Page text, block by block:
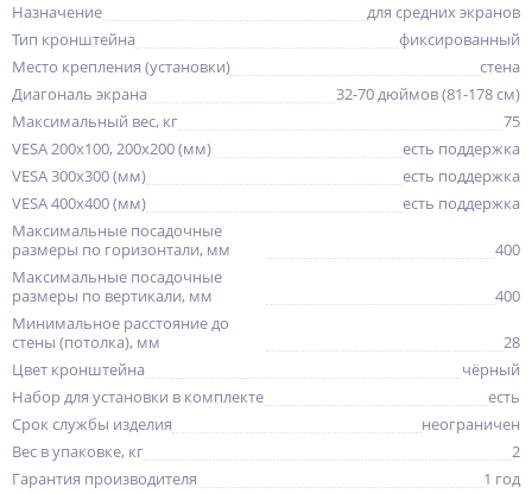
Назначение
для средних экранов
Тип кронштейна
фиксированный
Место крепления (установки)
стена
Диагональ экрана
32-70 дюймов (81-178 см)
Максимальный вес, кг
75
VESA 200x100, 200x200 (мм)
есть поддержка
VESA 300x300 (мм)
есть поддержка
VESA 400x400 (мм)
есть поддержка
Максимальные посадочные
размеры по горизонтали, мм
400
Максимальные посадочные
размеры по вертикали, мм
400
Минимальное расстояние до
стены (потолка), мм
28
Цвет кронштейна
чёрный
Набор для установки в комплекте
есть
Срок службы изделия
неограничен
Вес в упаковке, кг
2
Гарантия производителя
1 год